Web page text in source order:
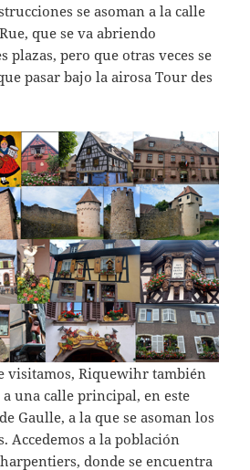
se asoman a la calle
que se va abriendo
plazas, pero que otras veces se
pasar bajo la airosa Tour des
visitamos, Riquewihr también
una calle principal, en este
Gaulle, a la que se asoman los
Accedemos a la población
donde se encuentra